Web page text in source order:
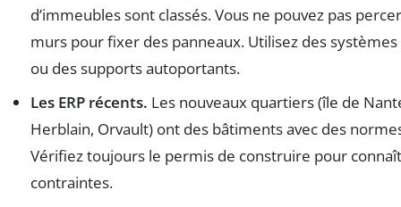
d’immeubles sont classés. Vous ne pouvez pas
murs pour fixer des panneaux. Utilisez des
ou des supports autoportants.
Les ERP récents. Les nouveaux quartiers (île de
Herblain, Orvault) ont des bâtiments avec des
Vérifiez toujours le permis de construire pour
contraintes.